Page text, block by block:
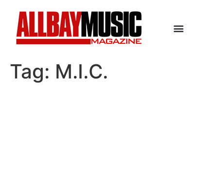
Tag: M.I.C.